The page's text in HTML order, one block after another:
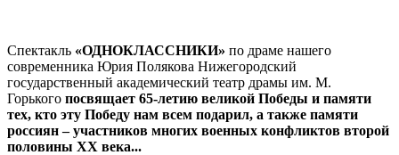
Спектакль «ОДНОКЛАССНИКИ» по драме нашего
современника Юрия Полякова Нижегородский
государственный академический театр драмы им. М.
Горького посвящает 65-летию великой Победы и памяти
тех, кто эту Победу нам всем подарил, а также памяти
россиян – участников многих военных конфликтов второй
половины XX века...